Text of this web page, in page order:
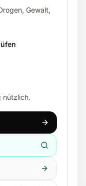
Gewalt,
nützlich.